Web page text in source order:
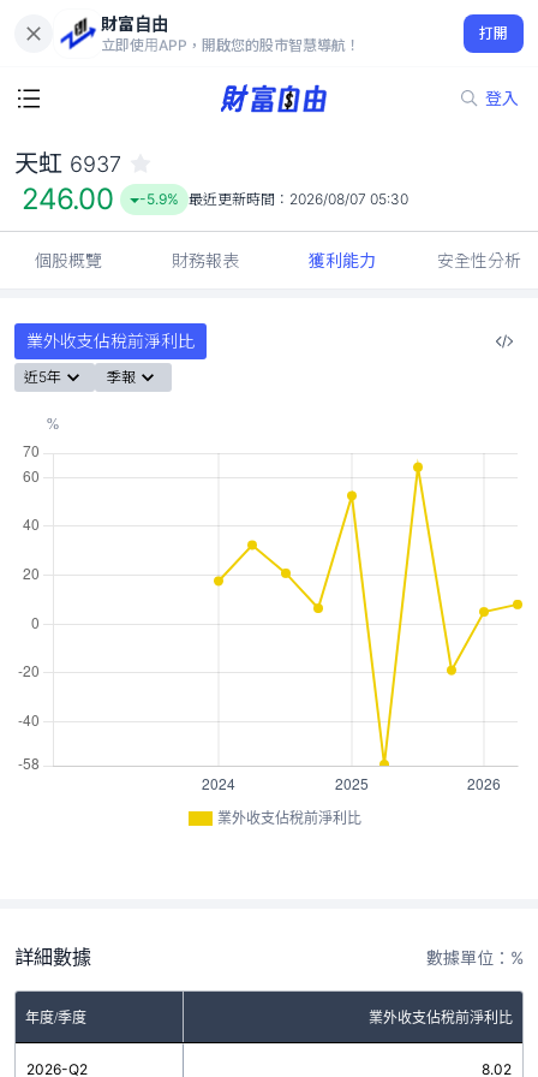
財富自由
立即使用APP，開啟您的股市智慧導航！
打開
登入
246.00
-5.9%
天虹 6937
246.00 -5.9% 最近更新時間： 2026/08/07 05:30
個股概覽 財務報表 獲利能力 安全性分析
業外收支佔稅前淨利比
近5年 季報
業外收支佔稅前淨利比
詳細數據 數據單位：%
年度/季度 業外收支佔稅前淨利比
2026-Q2 8.02